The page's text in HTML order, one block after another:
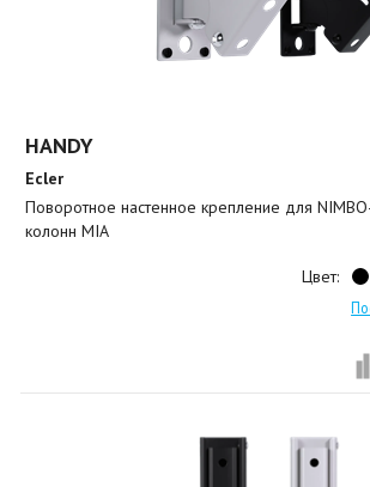
HANDY
Ecler
Поворотное настенное крепление для
колонн MIA
Цвет: